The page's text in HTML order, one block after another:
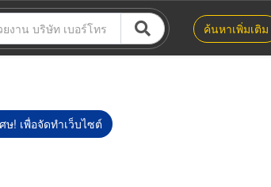
ค้นหาเพิ่มเติม
! เพื่อจัดทำเว็บไซต์